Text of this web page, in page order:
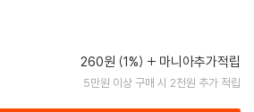
260원 (1%) 마니아추가적립
5만원 이상 구매 시 2천원 추가 적립